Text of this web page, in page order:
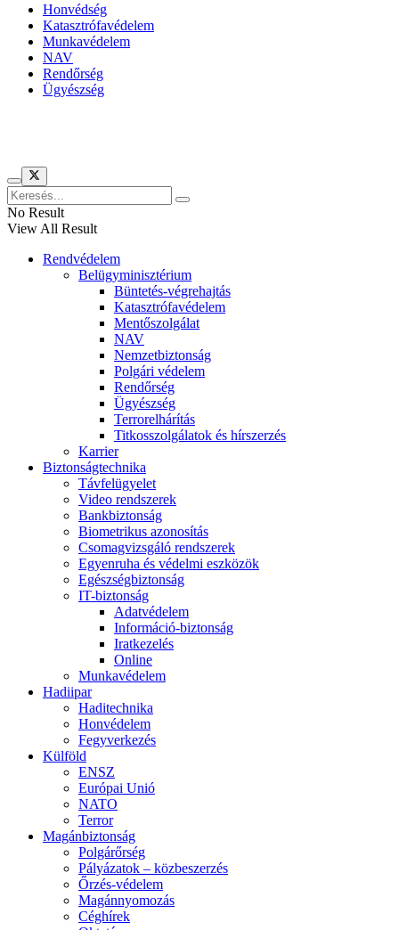
Honvédség
Katasztrófavédelem
Munkavédelem
NAV
Rendőrség
Ügyészség
No Result
View All Result
Rendvédelem
Belügyminisztérium
Büntetés-végrehajtás
Katasztrófavédelem
Mentőszolgálat
NAV
Nemzetbiztonság
Polgári védelem
Rendőrség
Ügyészség
Terrorelhárítás
Titkosszolgálatok és hírszerzés
Karrier
Biztonságtechnika
Távfelügyelet
Video rendszerek
Bankbiztonság
Biometrikus azonosítás
Csomagvizsgáló rendszerek
Egyenruha és védelmi eszközök
Egészségbiztonság
IT-biztonság
Adatvédelem
Információ-biztonság
Iratkezelés
Online
Munkavédelem
Hadiipar
Haditechnika
Honvédelem
Fegyverkezés
Külföld
ENSZ
Európai Unió
NATO
Terror
Magánbiztonság
Polgárőrség
Pályázatok – közbeszerzés
Őrzés-védelem
Magánnyomozás
Céghírek